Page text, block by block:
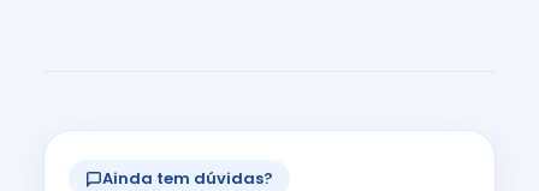
Ainda tem dúvidas?